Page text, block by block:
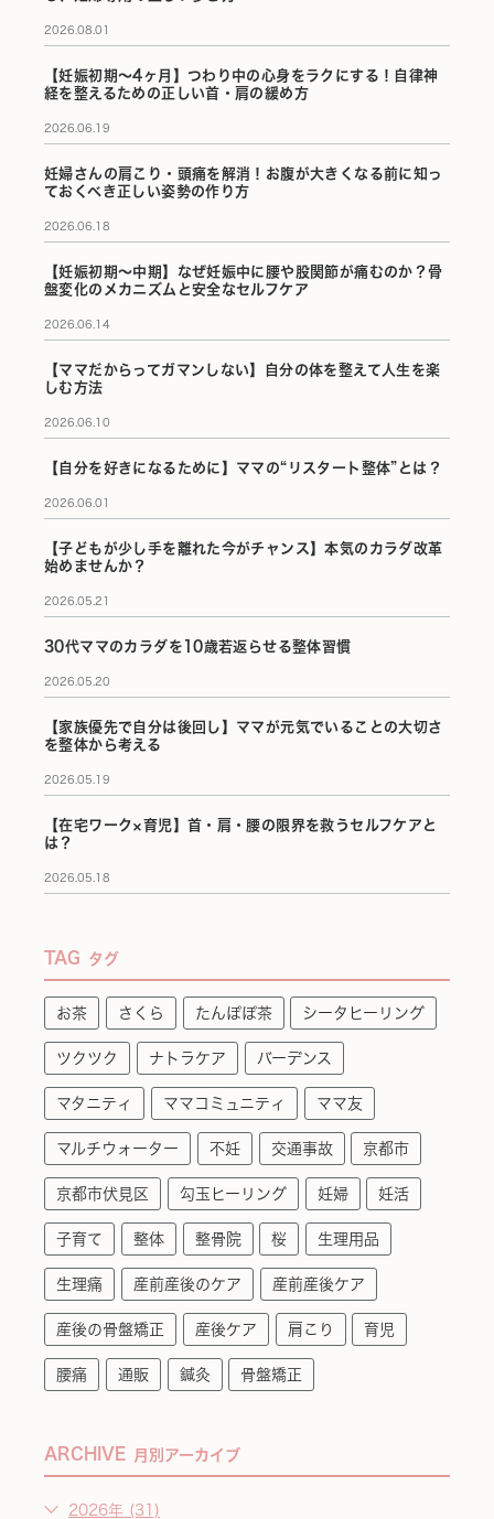
2026.08.01
【妊娠初期〜4ヶ月】つわり中の心身をラクにする！自律神
経を整えるための正しい首・肩の緩め方
2026.06.19
妊婦さんの肩こり・頭痛を解消！お腹が大きくなる前に知っ
ておくべき正しい姿勢の作り方
2026.06.18
【妊娠初期〜中期】なぜ妊娠中に腰や股関節が痛むのか？骨
盤変化のメカニズムと安全なセルフケア
2026.06.14
【ママだからってガマンしない】自分の体を整えて人生を楽
しむ方法
2026.06.10
【自分を好きになるために】ママの“リスタート整体”とは？
2026.06.01
【子どもが少し手を離れた今がチャンス】本気のカラダ改革
始めませんか？
2026.05.21
30代ママのカラダを10歳若返らせる整体習慣
2026.05.20
【家族優先で自分は後回し】ママが元気でいることの大切さ
を整体から考える
2026.05.19
【在宅ワーク×育児】首・肩・腰の限界を救うセルフケアと
は？
2026.05.18
TAG タグ
お茶 さくら たんぽぽ茶 シータヒーリング
ツクツク ナトラケア バーデンス
マタニティ ママコミュニティ ママ友
マルチウォーター 不妊 交通事故 京都市
京都市伏見区 勾玉ヒーリング 妊婦 妊活
子育て 整体 整骨院 桜 生理用品
生理痛 産前産後のケア 産前産後ケア
産後の骨盤矯正 産後ケア 肩こり 育児
腰痛 通販 鍼灸 骨盤矯正
ARCHIVE 月別アーカイブ
2026年 (31)